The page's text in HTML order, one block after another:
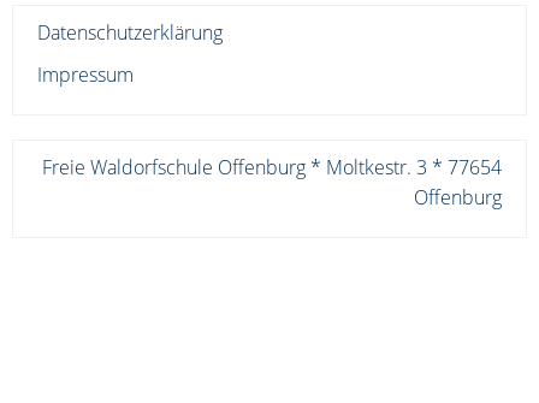
Datenschutzerklärung
Impressum
Freie Waldorfschule Offenburg * Moltkestr. 3 * 77654
Offenburg